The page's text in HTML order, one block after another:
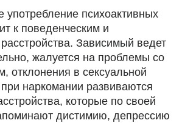
употребление психоактивных
к поведенческим и
Зависимый ведет
жалуется на проблемы со
отклонения в сексуальной
наркомании развиваются
которые по своей
дистимию, депрессию